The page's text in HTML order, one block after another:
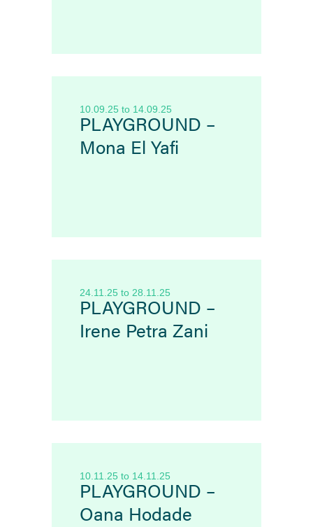
10.09.25 to 14.09.25
PLAYGROUND –
Mona El Yafi
24.11.25 to 28.11.25
PLAYGROUND –
Irene Petra Zani
10.11.25 to 14.11.25
PLAYGROUND –
Oana Hodade